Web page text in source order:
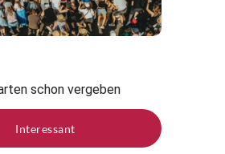
schon vergeben
Interessant